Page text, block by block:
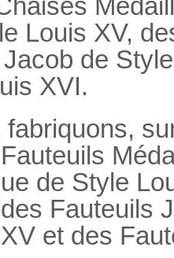
Louis XV,
de
XVI.
de Style
Fauteuils
et des